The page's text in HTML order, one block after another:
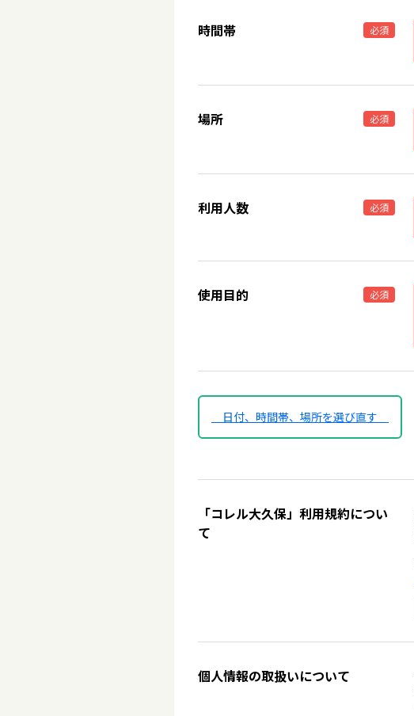
時間帯 必須
場所 必須
利用人数 必須
使用目的 必須
日付、時間帯、場所を選び直す
「コレル大久保」利用規約につい
て
個人情報の取扱いについて